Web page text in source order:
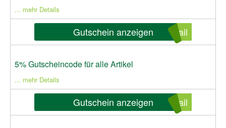
... mehr Details
Gutschein anzeigen ail
5% Gutscheincode für alle Artikel
... mehr Details
Gutschein anzeigen ail